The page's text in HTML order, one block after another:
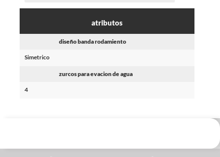
atributos
diseño banda rodamiento
Simetrico
zurcos para evacion de agua
4